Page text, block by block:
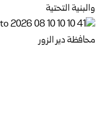
والبنية التحتية